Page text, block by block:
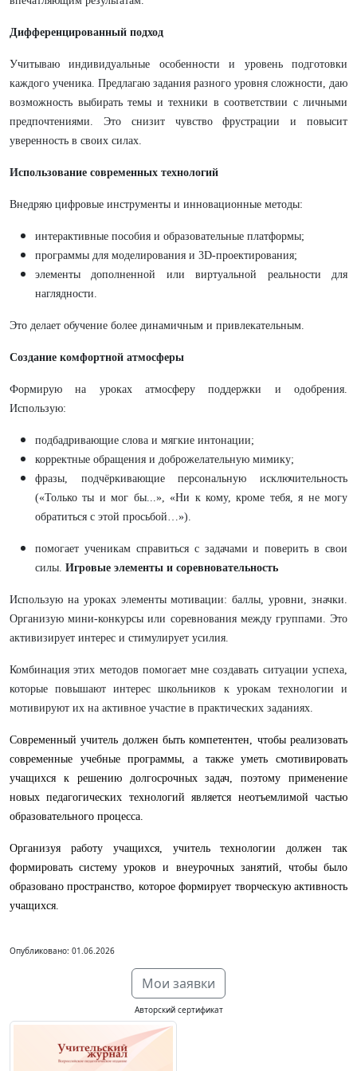
Дифференцированный подход
Учитываю индивидуальные особенности и уровень подготовки
каждого ученика. Предлагаю задания разного уровня сложности, даю
возможность выбирать темы и техники в соответствии с личными
предпочтениями. Это снизит чувство фрустрации и повысит
уверенность в своих силах.
Использование современных технологий
Внедряю цифровые инструменты и инновационные методы:
интерактивные пособия и образовательные платформы;
программы для моделирования и 3D-проектирования;
элементы дополненной или виртуальной реальности для
наглядности.
Это делает обучение более динамичным и привлекательным.
Создание комфортной атмосферы
Формирую на уроках атмосферу поддержки и одобрения.
Использую:
подбадривающие слова и мягкие интонации;
корректные обращения и доброжелательную мимику;
фразы, подчёркивающие персональную исключительность
(«Только ты и мог бы...», «Ни к кому, кроме тебя, я не могу
обратиться с этой просьбой…»).
помогает ученикам справиться с задачами и поверить в свои
силы. Игровые элементы и соревновательность
Использую на уроках элементы мотивации: баллы, уровни, значки.
Организую мини-конкурсы или соревнования между группами. Это
активизирует интерес и стимулирует усилия.
Комбинация этих методов помогает мне создавать ситуации успеха,
которые повышают интерес школьников к урокам технологии и
мотивируют их на активное участие в практических заданиях.
Современный учитель должен быть компетентен, чтобы реализовать
современные учебные программы, а также уметь смотивировать
учащихся к решению долгосрочных задач, поэтому применение
новых педагогических технологий является неотъемлимой частью
образовательного процесса.
Организуя работу учащихся, учитель технологии должен так
формировать систему уроков и внеурочных занятий, чтобы было
образовано пространство, которое формирует творческую активность
учащихся.
Опубликовано: 01.06.2026
Мои заявки
Авторский сертификат